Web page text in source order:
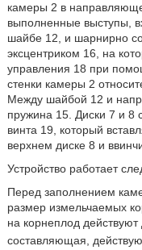
камеры 2 в
выполненные выступы,
шайбе 12, и шарнирно
эксцентриком 16, на
управления 18 при
стенки камеры 2
Между шайбой 12 и
пружина 15. Диски 7 и
винта 19, который
верхнем диске 8 и
Устройство работает
Перед заполнением
размер измельчаемых
на корнеплод
составляющая,